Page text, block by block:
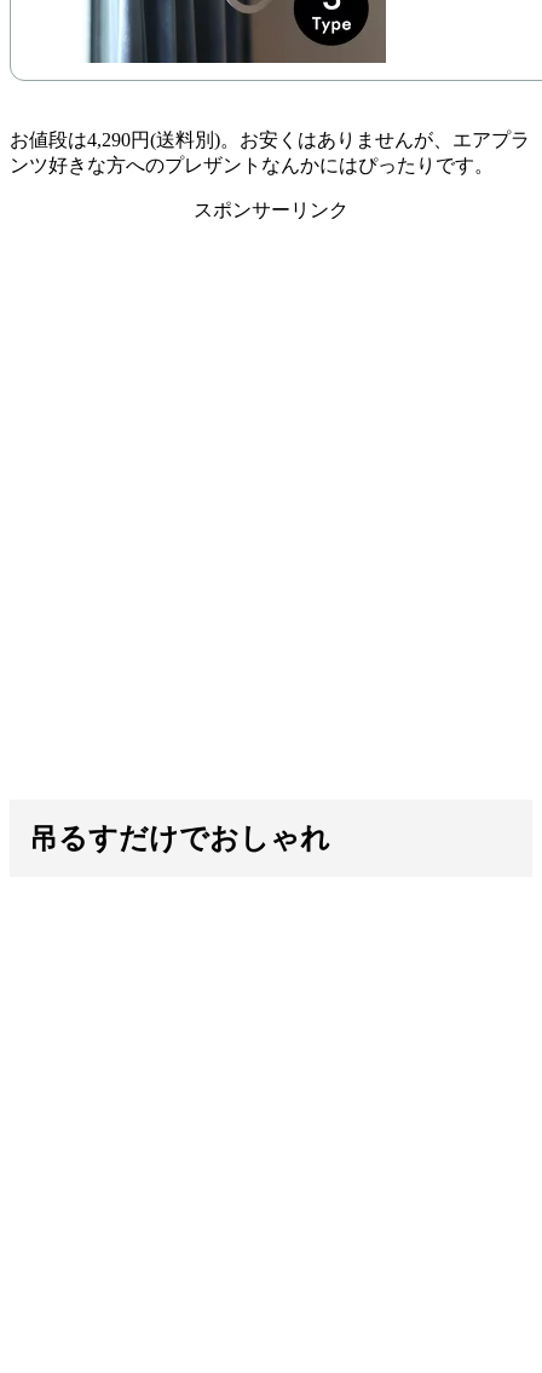
お値段は4,290円(送料別)。お安くはありませんが、エアプラ
ンツ好きな方へのプレザントなんかにはぴったりです。
スポンサーリンク
吊るすだけでおしゃれ